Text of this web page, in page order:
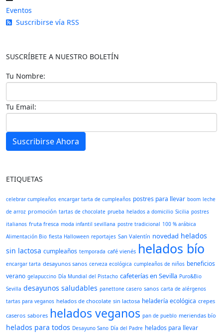
Eventos
Suscribirse vía RSS
SUSCRÍBETE A NUESTRO BOLETÍN
Tu Nombre:
Tu Email:
Suscribirse Ahora
ETIQUETAS
celebrar cumpleaños encargar tarta de cumpleaños postres para llevar boom leche
de arroz promoción tartas de chocolate prueba helados a domicilio Sicilia postres
italianos fruta fresca moda infantil sevillana postre tradicional 100 % arábica
Alimentación Bio fiesta Halloween reportajes San Valentín novedad helados
sin lactosa cumpleaños temporada café vienés helados bío
encargar tarta desayunos sanos cerveza ecológica cumpleaños de niños beneficios
verano gelapuccino Día Mundial del Pistacho cafeterías en Sevilla Puro&Bio
Sevilla desayunos saludables panettone casero sanos carta de alérgenos
tartas para veganos helados de chocolate sin lactosa heladería ecológica crepes
caseros sabores helados veganos pan de pueblo meriendas bío
helados para todos Desayuno Sano Día del Padre helados para llevar